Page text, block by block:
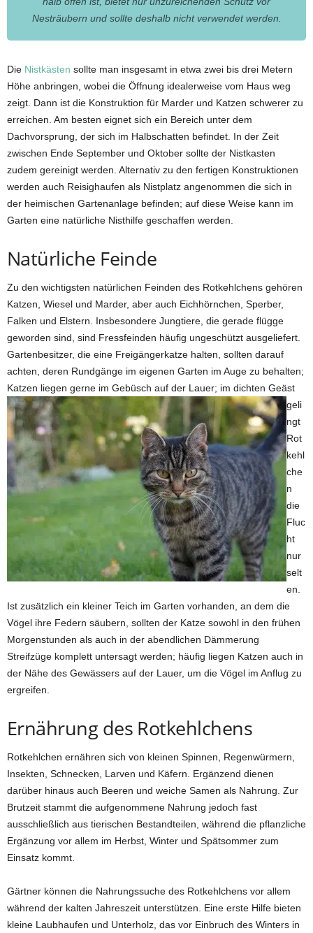
Nesträubern und sollte deshalb nicht verwendet werden.
Die Nistkästen sollte man insgesamt in etwa zwei bis drei Metern
Höhe anbringen, wobei die Öffnung idealerweise vom Haus weg
zeigt. Dann ist die Konstruktion für Marder und Katzen schwerer zu
erreichen. Am besten eignet sich ein Bereich unter dem
Dachvorsprung, der sich im Halbschatten befindet. In der Zeit
zwischen Ende September und Oktober sollte der Nistkasten
zudem gereinigt werden. Alternativ zu den fertigen Konstruktionen
werden auch Reisighaufen als Nistplatz angenommen die sich in
der heimischen Gartenanlage befinden; auf diese Weise kann im
Garten eine natürliche Nisthilfe geschaffen werden.
Natürliche Feinde
Zu den wichtigsten natürlichen Feinden des Rotkehlchens gehören
Katzen, Wiesel und Marder, aber auch Eichhörnchen, Sperber,
Falken und Elstern. Insbesondere Jungtiere, die gerade flügge
geworden sind, sind Fressfeinden häufig ungeschützt ausgeliefert.
Gartenbesitzer, die eine Freigängerkatze halten, sollten darauf
achten, deren Rundgänge im eigenen Garten im Auge zu behalten;
Katzen liegen gerne im Gebüsch auf der Lauer; im dichten Geäst
geli
ngt
Rot
kehl
che
n
die
Fluc
ht
nur
selt
en.
Ist zusätzlich ein kleiner Teich im Garten vorhanden, an dem die
Vögel ihre Federn säubern, sollten der Katze sowohl in den frühen
Morgenstunden als auch in der abendlichen Dämmerung
Streifzüge komplett untersagt werden; häufig liegen Katzen auch in
der Nähe des Gewässers auf der Lauer, um die Vögel im Anflug zu
ergreifen.
Ernährung des Rotkehlchens
Rotkehlchen ernähren sich von kleinen Spinnen, Regenwürmern,
Insekten, Schnecken, Larven und Käfern. Ergänzend dienen
darüber hinaus auch Beeren und weiche Samen als Nahrung. Zur
Brutzeit stammt die aufgenommene Nahrung jedoch fast
ausschließlich aus tierischen Bestandteilen, während die pflanzliche
Ergänzung vor allem im Herbst, Winter und Spätsommer zum
Einsatz kommt.
Gärtner können die Nahrungssuche des Rotkehlchens vor allem
während der kalten Jahreszeit unterstützen. Eine erste Hilfe bieten
kleine Laubhaufen und Unterholz, das vor Einbruch des Winters in